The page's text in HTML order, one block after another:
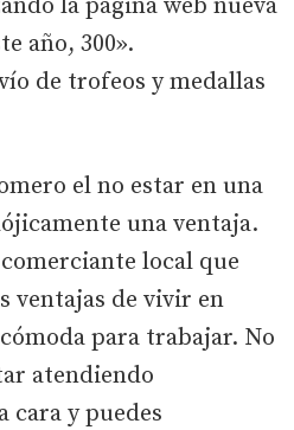
la página web nueva
año, 300».
de trofeos y medallas
el no estar en una
una ventaja.
local que
ventajas de vivir en
para trabajar. No
atendiendo
cara y puedes